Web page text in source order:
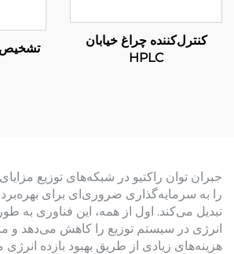
کنترل‌کننده چراغ خیابان
HPLC
جبران توان راکتیو در شبکه‌های توزیع
را به سرمایه‌گذاری ضروری‌ای برای
تبدیل می‌کند. اول از همه، این فناوری به
انرژی در سیستم توزیع را کاهش می‌دهد و
هزینه‌های زیادی از طریق بهبود بازده